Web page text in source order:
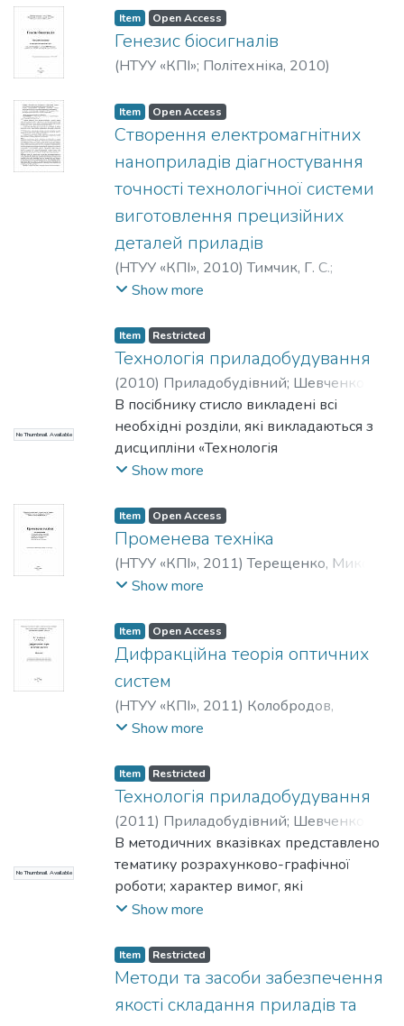
Приладобудівний факультет
Національний технічний університет
України «Київський політехнічний
Item Open Access
Генезис біосигналів
(НТУУ «КПІ»; Політехніка, 2010)
Item Open Access
Створення електромагнiтних
наноприладів діагностування
точності технологічної системи
виготовлення прецизійних
деталей приладів
(НТУУ «КПІ», 2010)Тимчик, Г. С.;
Tymchyk, Gregory S.
Приладобудівний факультет
Національний технічний університет
України «Київський політехнічний
інститут»
Show more
No Thumbnail Available
Item Restricted
Технологія приладобудування
(2010) Приладобудівний; Шевченко, В.
В. ;Осадчий, О. В.;Симута, М. О.;НТУУ
«КПІ»
В посібнику стисло викладені всі
необхідні розділи, які викладаються з
дисципліни «Технологія
приладобудування» для спеціальності
екологічні прилади та системи».
Show more
Item Open Access
Променева техніка
(НТУУ «КПІ», 2011)Терещенко, Микола
Федорович
Show more
Item Open Access
Дифракційна теорія оптичних
систем
(НТУУ «КПІ», 2011) Колобродов,
Валентин Георгійович
Show more
No Thumbnail Available
Item Restricted
Технологія приладобудування
(2011) Приладобудівний; Шевченко, В.
В. ;Осадчий, О. В.;Симута, М. О.;НТУУ
«КПІ»
В методичних вказівках представлено
тематику розрахунково-графічної
роботи; характер вимог, які
пред’являються до роботи; порядок
методика їх виконання; оформлення
пояснювальної записки та графічної
частини.
Show more
Item Restricted
Методи та засоби забезпечення
якості складання приладів та